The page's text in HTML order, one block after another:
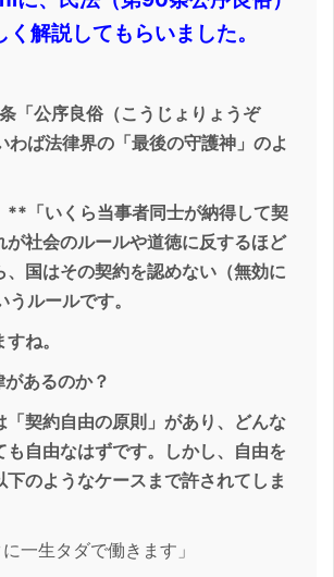
解説してもらいました。
「公序良俗（こうじょりょうぞ
わば法律界の「最後の守護神」のよ
**「いくら当事者同士が納得して契
が社会のルールや道徳に反するほど
、国はその契約を認めない（無効に
ルールです。
ね。
あるのか？
「契約自由の原則」があり、どんな
も自由なはずです。しかし、自由を
下のようなケースまで許されてしま
に一生タダで働きます」